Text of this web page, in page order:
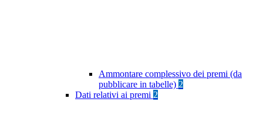
Ammontare complessivo dei premi (da
pubblicare in tabelle) 2
Dati relativi ai premi 2